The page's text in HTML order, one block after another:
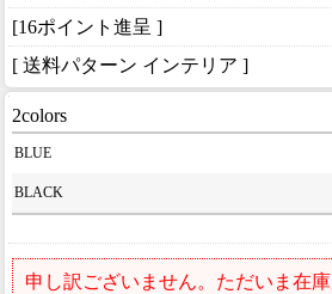
[16ポイント進呈 ]
[ 送料パターン インテリア ]
2colors
BLUE
BLACK
申し訳ございません。ただいま在庫